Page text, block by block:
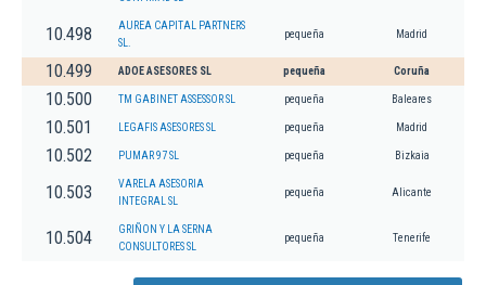
10.498
AUREA CAPITAL PARTNERS
SL.
pequeña Madrid
10.499 ADOE ASESORES SL pequeña Coruña
10.500 TM GABINET ASSESSOR SL pequeña Baleares
10.501 LEGAFIS ASESORES SL pequeña Madrid
10.502 PUMAR 97 SL pequeña Bizkaia
10.503
VARELA ASESORIA
INTEGRAL SL
pequeña Alicante
10.504
GRIÑON Y LA SERNA
CONSULTORES SL
pequeña Tenerife